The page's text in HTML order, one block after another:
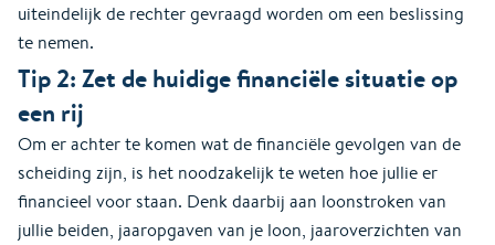
uiteindelijk de rechter gevraagd worden om een beslissing
te nemen.
Tip 2: Zet de huidige financiële situatie op
een rij
Om er achter te komen wat de financiële gevolgen van de
scheiding zijn, is het noodzakelijk te weten hoe jullie er
financieel voor staan. Denk daarbij aan loonstroken van
jullie beiden, jaaropgaven van je loon, jaaroverzichten van